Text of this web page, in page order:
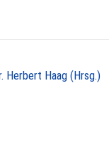
Herbert Haag (Hrsg.)